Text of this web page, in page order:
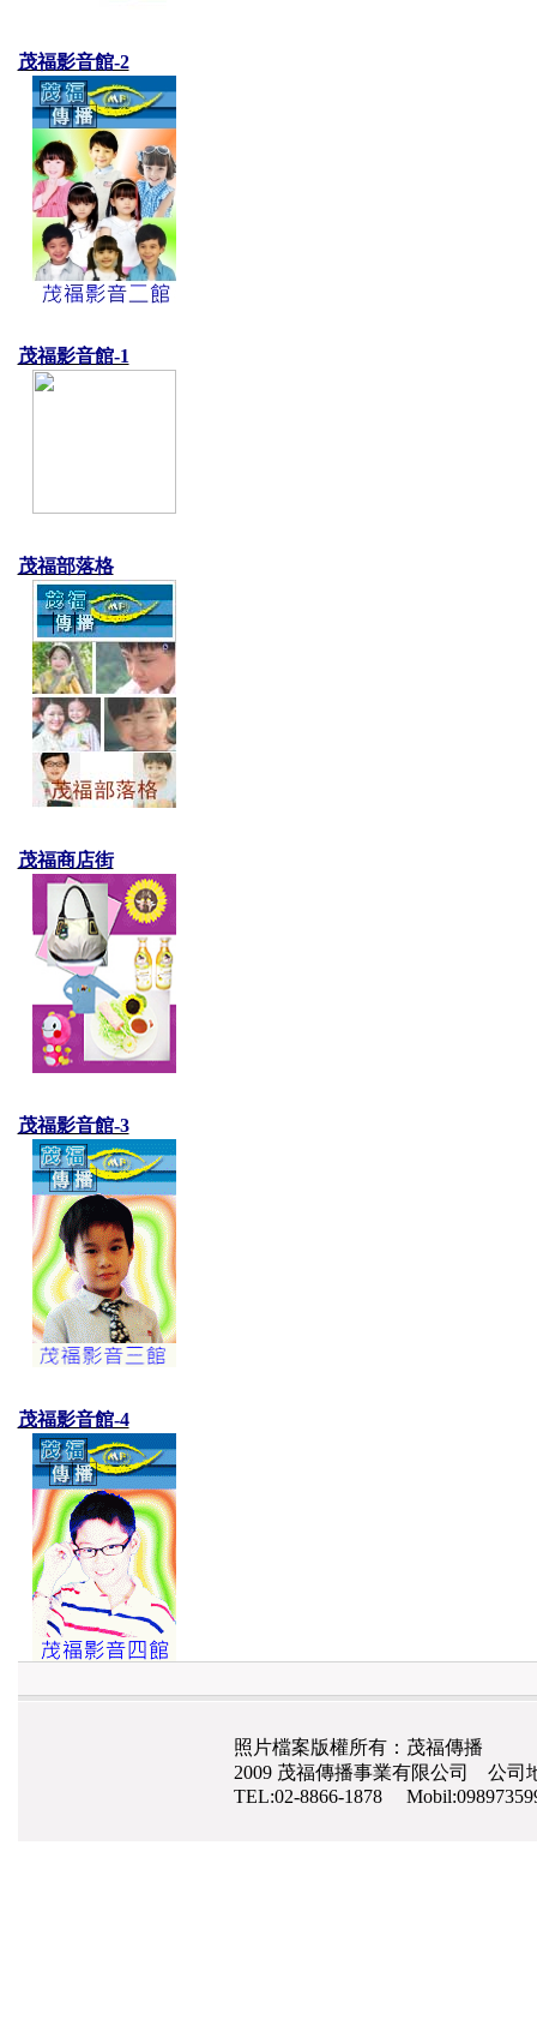
茂福影音館-2
茂福影音館-1
茂福部落格
茂福商店街
茂福影音館-3
茂福影音館-4
照片檔案版權所有：茂福傳播
2009 茂福傳播事業有限公司 公司
TEL:02-8866-1878